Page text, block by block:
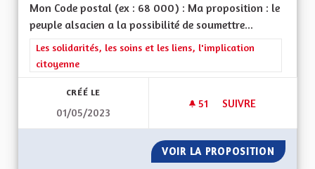
Mon Code postal (ex : 68 000) : Ma proposition : le
peuple alsacien a la possibilité de soumettre...
Filtrer les résultats de la catégorie : Les solidarités, les soins
Les solidarités, les soins et les liens, l'implication
citoyenne
CRÉÉ LE
01/05/2023
51 51 ABONNÉS
SUIVRE
VOIR LA PROPOSITION